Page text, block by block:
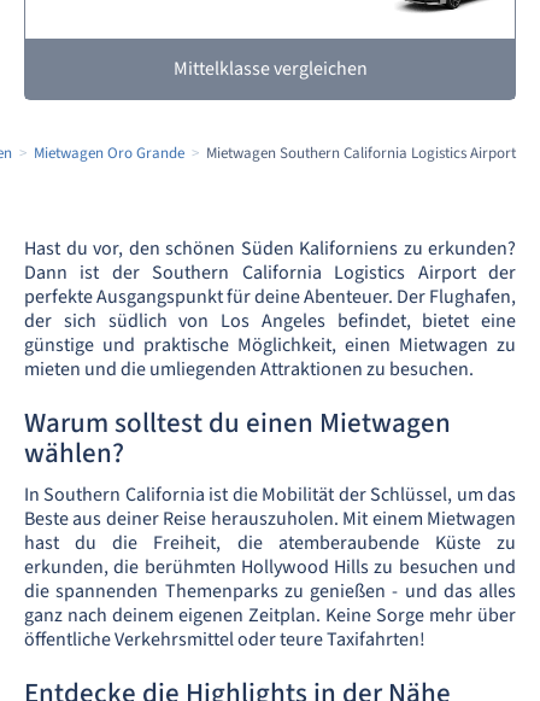
Mittelklasse vergleichen
Mietwagen Oro Grande Mietwagen Southern California Logistics Airport
Hast du vor, den schönen Süden Kaliforniens zu erkunden?
Dann ist der Southern California Logistics Airport der
perfekte Ausgangspunkt für deine Abenteuer. Der Flughafen,
der sich südlich von Los Angeles befindet, bietet eine
günstige und praktische Möglichkeit, einen Mietwagen zu
mieten und die umliegenden Attraktionen zu besuchen.
Warum solltest du einen Mietwagen
wählen?
In Southern California ist die Mobilität der Schlüssel, um das
Beste aus deiner Reise herauszuholen. Mit einem Mietwagen
hast du die Freiheit, die atemberaubende Küste zu
erkunden, die berühmten Hollywood Hills zu besuchen und
die spannenden Themenparks zu genießen - und das alles
ganz nach deinem eigenen Zeitplan. Keine Sorge mehr über
öffentliche Verkehrsmittel oder teure Taxifahrten!